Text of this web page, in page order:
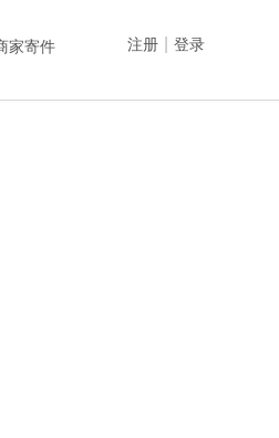
注册 登录
家寄件